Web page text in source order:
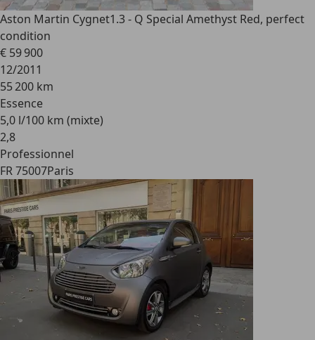
Aston Martin Cygnet1.3 - Q Special Amethyst Red, perfect
condition
€ 59 900
12/2011
55 200 km
Essence
5,0 l/100 km (mixte)
2,8
Professionnel
FR 75007Paris